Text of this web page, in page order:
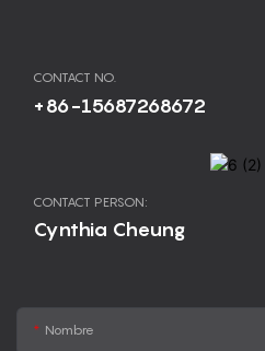
CONTACT NO.
+86-15687268672
CONTACT PERSON:
Cynthia Cheung
Nombre